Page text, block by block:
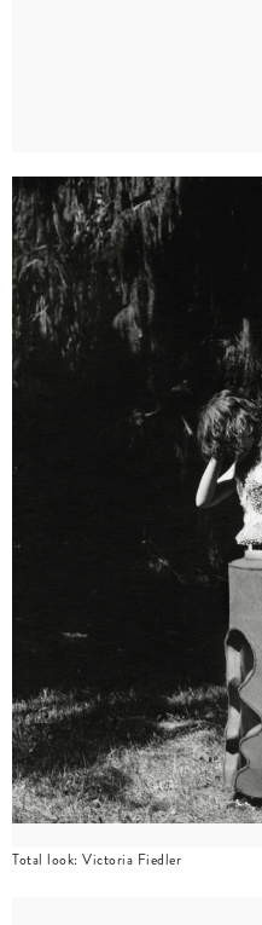
Total look: Victoria Fiedler